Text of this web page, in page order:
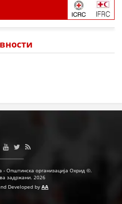
- Општинска организација Охрид ©.
задржани. 2026
Developed by AA